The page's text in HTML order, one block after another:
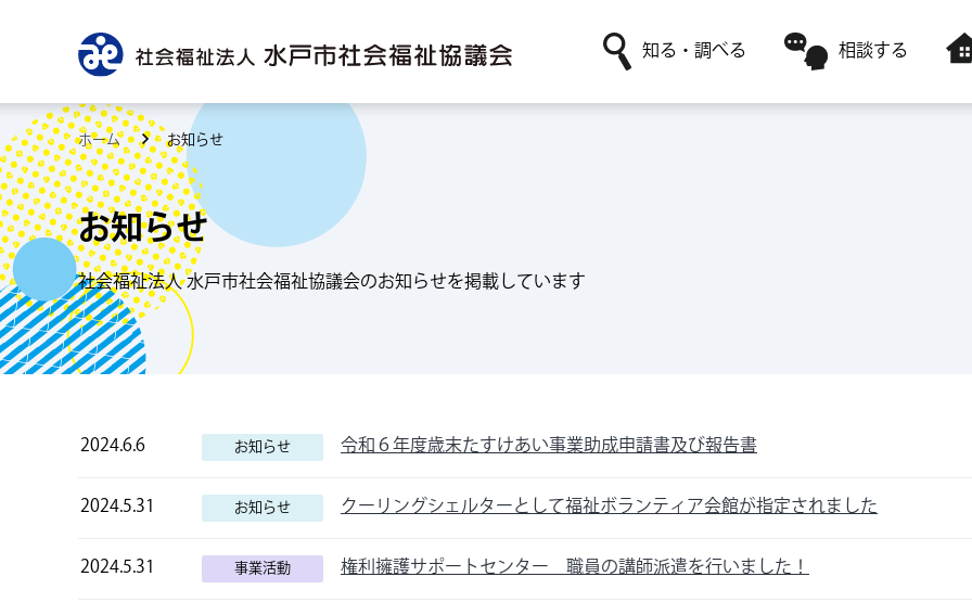
知る・調べる 相談する
ホーム お知らせ
お知らせ
社会福祉法人 水戸市社会福祉協議会のお知らせを掲載しています
2024.6.6 お知らせ 令和６年度歳末たすけあい事業助成申請書及び報告書
2024.5.31 お知らせ クーリングシェルターとして福祉ボランティア会館が指定されました
2024.5.31 事業活動 権利擁護サポートセンター 職員の講師派遣を行いました！